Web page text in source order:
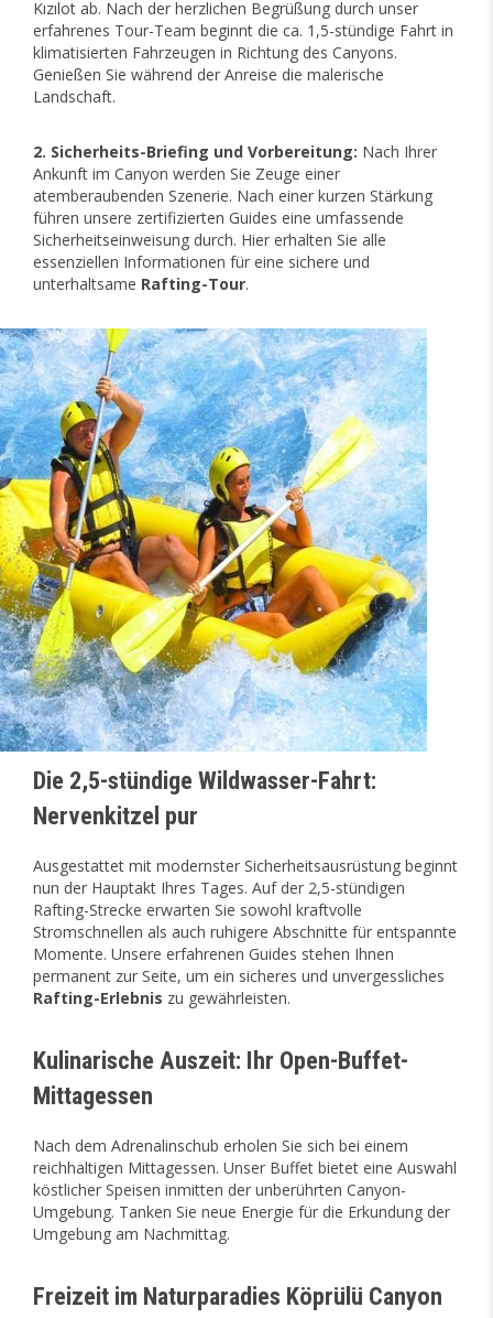
Kızılot ab. Nach der herzlichen Begrüßung durch unser
erfahrenes Tour-Team beginnt die ca. 1,5-stündige Fahrt in
klimatisierten Fahrzeugen in Richtung des Canyons.
Genießen Sie während der Anreise die malerische
Landschaft.
2. Sicherheits-Briefing und Vorbereitung: Nach Ihrer
Ankunft im Canyon werden Sie Zeuge einer
atemberaubenden Szenerie. Nach einer kurzen Stärkung
führen unsere zertifizierten Guides eine umfassende
Sicherheitseinweisung durch. Hier erhalten Sie alle
essenziellen Informationen für eine sichere und
unterhaltsame Rafting-Tour.
Die 2,5-stündige Wildwasser-Fahrt:
Nervenkitzel pur
Ausgestattet mit modernster Sicherheitsausrüstung beginnt
nun der Hauptakt Ihres Tages. Auf der 2,5-stündigen
Rafting-Strecke erwarten Sie sowohl kraftvolle
Stromschnellen als auch ruhigere Abschnitte für entspannte
Momente. Unsere erfahrenen Guides stehen Ihnen
permanent zur Seite, um ein sicheres und unvergessliches
Rafting-Erlebnis zu gewährleisten.
Kulinarische Auszeit: Ihr Open-Buffet-
Mittagessen
Nach dem Adrenalinschub erholen Sie sich bei einem
reichhaltigen Mittagessen. Unser Buffet bietet eine Auswahl
köstlicher Speisen inmitten der unberührten Canyon-
Umgebung. Tanken Sie neue Energie für die Erkundung der
Umgebung am Nachmittag.
Freizeit im Naturparadies Köprülü Canyon